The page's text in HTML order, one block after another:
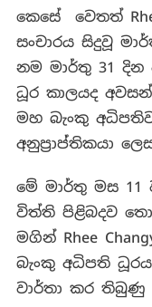
කෙසේ වෙතත්
සංචාරය සිදුවූ
නම මාර්තු 31 දින
ධූර කාලයද
මහ බැංකු
අනුප්‍රාප්තිකයා
මේ මාර්තු මස 11
විත්ති පිළිබදව
මගින් Rhee
බැංකු අධිපති
වාර්තා කර තිබුණු